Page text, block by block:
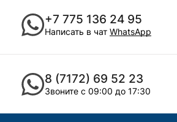
+7 775 136 24 95
Написать в чат WhatsApp
8 (7172) 69 52 23
Звоните с 09:00 до 17:30